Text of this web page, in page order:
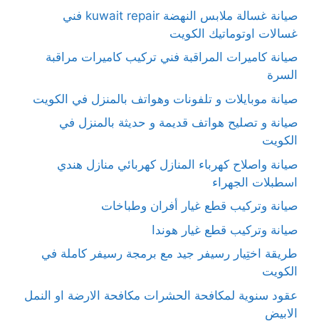
صيانة غسالة ملابس النهضة kuwait repair فني
غسالات اوتوماتيك الكويت
صيانة كاميرات المراقبة فني تركيب كاميرات مراقبة
السرة
صيانة موبايلات و تلفونات وهواتف بالمنزل في الكويت
صيانة و تصليح هواتف قديمة و حديثة بالمنزل في
الكويت
صيانة واصلاح كهرباء المنازل كهربائي منازل هندي
اسطبلات الجهراء
صيانة وتركيب قطع غيار أفران وطباخات
صيانة وتركيب قطع غيار هوندا
طريقة اختِيار رسيفر جيد مع برمجة رسيفر كاملة في
الكويت
عقود سنوية لمكافحة الحشرات مكافحة الارضة او النمل
الابيض